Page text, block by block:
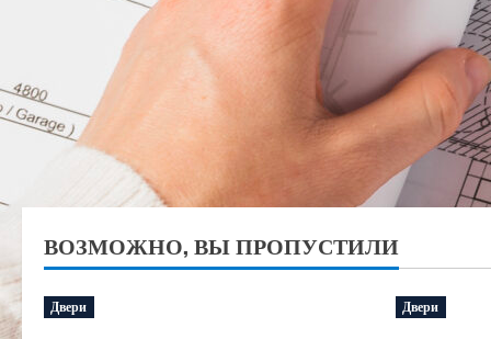
ВОЗМОЖНО, ВЫ ПРОПУСТИЛИ
Двери Двери